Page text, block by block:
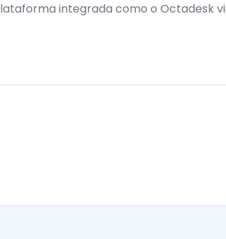
integrada como o Octadesk